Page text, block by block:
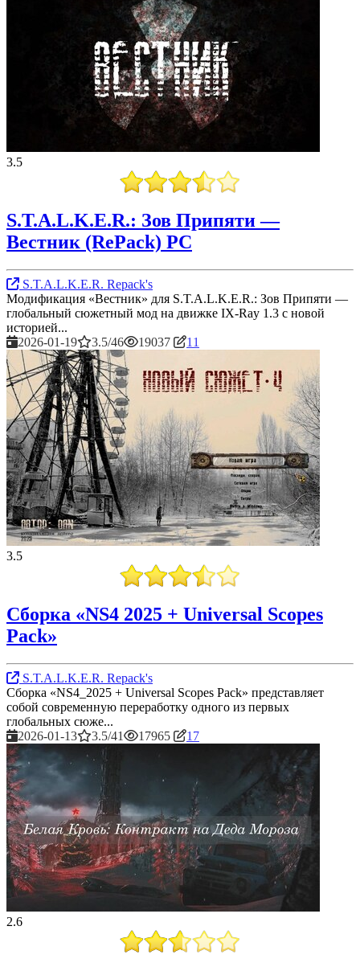
3.5
S.T.A.L.K.E.R.: Зов Припяти —
Вестник (RePack) PC
S.T.A.L.K.E.R. Repack's
Модификация «Вестник» для S.T.A.L.K.E.R.: Зов Припяти —
глобальный сюжетный мод на движке IX-Ray 1.3 с новой
историей...
2026-01-19
3.5/46 19037 11
3.5
Сборка «NS4 2025 + Universal Scopes
Pack»
S.T.A.L.K.E.R. Repack's
Сборка «NS4_2025 + Universal Scopes Pack» представляет
собой современную переработку одного из первых
глобальных сюже...
2026-01-13
3.5/41 17965 17
2.6